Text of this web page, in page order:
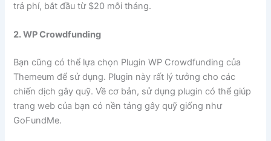
trả phí, bắt đầu từ $20 mỗi tháng.
2. WP Crowdfunding
Bạn cũng có thể lựa chọn Plugin WP Crowdfunding của
Themeum để sử dụng. Plugin này rất lý tưởng cho các
chiến dịch gây quỹ. Về cơ bản, sử dụng plugin có thể giúp
trang web của bạn có nền tảng gây quỹ giống như
GoFundMe.